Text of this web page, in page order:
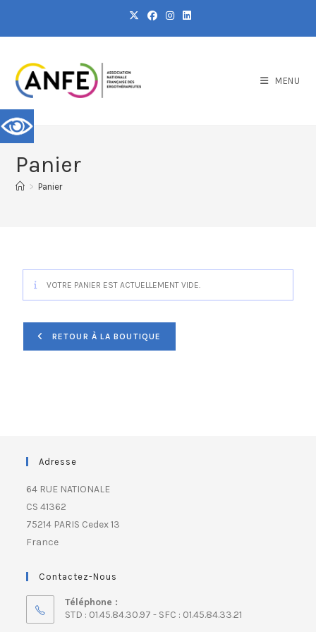
MENU
Panier
> Panier
VOTRE PANIER EST ACTUELLEMENT VIDE.
RETOUR À LA BOUTIQUE
Adresse
64 RUE NATIONALE
CS 41362
75214 PARIS Cedex 13
France
Contactez-Nous
Téléphone :
STD : 01.45.84.30.97 - SFC : 01.45.84.33.21